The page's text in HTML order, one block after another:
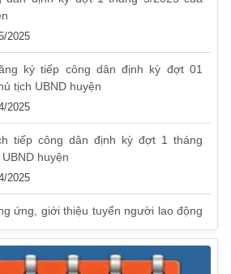
2025
ký tiếp công dân định kỳ đợt 01
tịch UBND huyện
2025
tiếp công dân định kỳ đợt 1 tháng
huyện
2025
ứng, giới thiệu tuyển người lao động
trí công việc dự kiến tuyển người lao
2025